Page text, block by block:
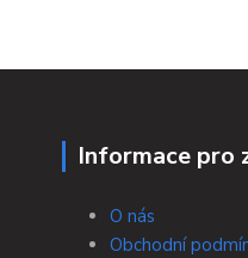
Informace pro
O nás
Obchodní